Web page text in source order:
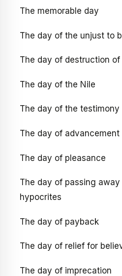
The memorable day
The day of the unjust to
The day of destruction
The day of the Nile
The day of the testimony
The day of
The day of pleasance
The day of passing
hypocrites
The day of payback
The day of relief for
The day of imprecation